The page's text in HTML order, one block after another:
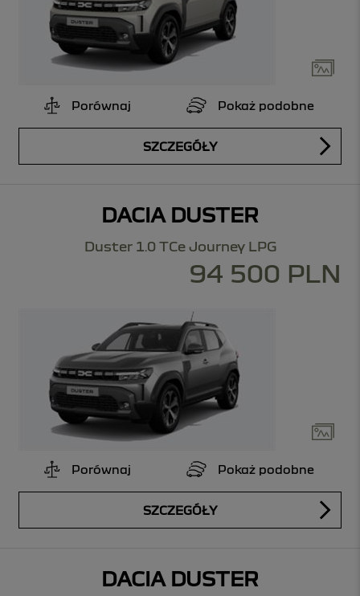
Porównaj Pokaż podobne
SZCZEGÓŁY
DACIA DUSTER
Duster 1.0 TCe Journey LPG
94 500 PLN
Porównaj Pokaż podobne
SZCZEGÓŁY
DACIA DUSTER